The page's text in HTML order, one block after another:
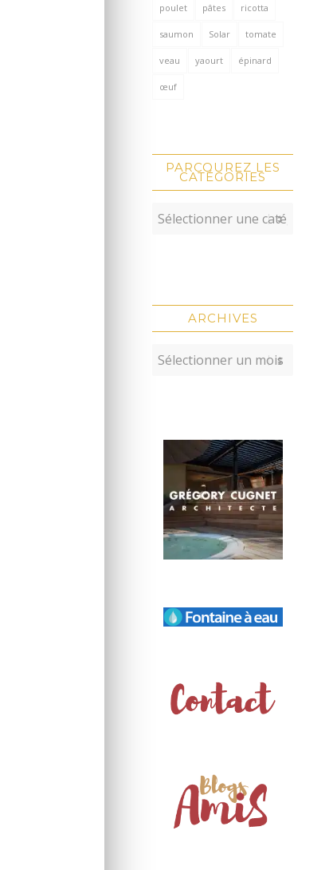
poulet pâtes ricotta
saumon Solar tomate
veau yaourt épinard
œuf
PARCOUREZ LES
CATÉGORIES
ARCHIVES